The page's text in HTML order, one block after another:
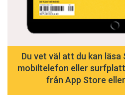
Du vet väl att du kan läsa
mobiltelefon eller
från App Store